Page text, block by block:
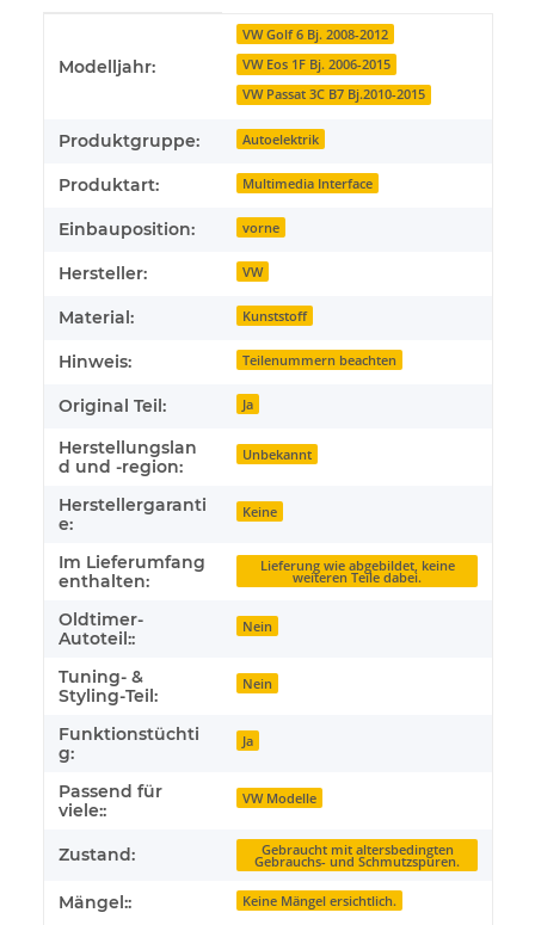
Modelljahr:
VW Golf 6 Bj. 2008-2012
VW Eos 1F Bj. 2006-2015
VW Passat 3C B7 Bj.2010-2015
Produktgruppe: Autoelektrik
Produktart: Multimedia Interface
Einbauposition: vorne
Hersteller: VW
Material: Kunststoff
Hinweis: Teilenummern beachten
Original Teil: Ja
Herstellungslan
d und -region:
Unbekannt
Herstellergaranti
e:
Keine
Im Lieferumfang
enthalten:
Lieferung wie abgebildet, keine
weiteren Teile dabei.
Oldtimer-
Autoteil::
Nein
Tuning- &
Styling-Teil:
Nein
Funktionstüchti
g:
Ja
Passend für
viele::
VW Modelle
Zustand: Gebraucht mit altersbedingten
Gebrauchs- und Schmutzspuren.
Mängel:: Keine Mängel ersichtlich.